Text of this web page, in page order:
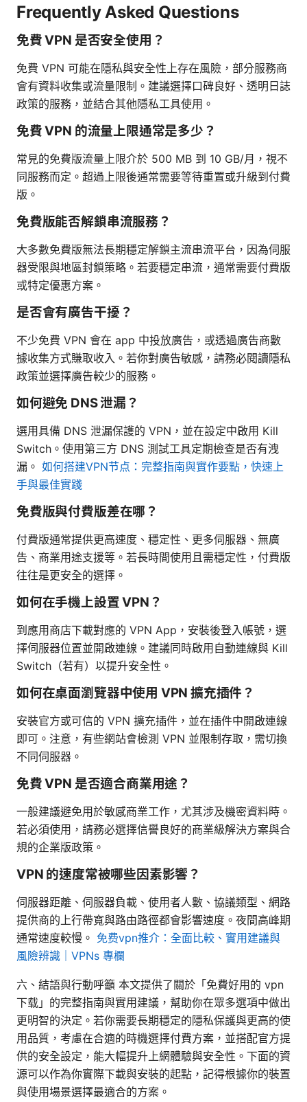
Frequently Asked Questions
免費 VPN 是否安全使用？
免費 VPN 可能在隱私與安全性上存在風險，部分服務商
會有資料收集或流量限制。建議選擇口碑良好、透明日誌
政策的服務，並結合其他隱私工具使用。
免費 VPN 的流量上限通常是多少？
常見的免費版流量上限介於 500 MB 到 10 GB/月，視不
同服務而定。超過上限後通常需要等待重置或升級到付費
版。
免費版能否解鎖串流服務？
大多數免費版無法長期穩定解鎖主流串流平台，因為伺服
器受限與地區封鎖策略。若要穩定串流，通常需要付費版
或特定優惠方案。
是否會有廣告干擾？
不少免費 VPN 會在 app 中投放廣告，或透過廣告商數
據收集方式賺取收入。若你對廣告敏感，請務必閱讀隱私
政策並選擇廣告較少的服務。
如何避免 DNS 泄漏？
選用具備 DNS 泄漏保護的 VPN，並在設定中啟用 Kill
Switch。使用第三方 DNS 測試工具定期檢查是否有洩
漏。 如何搭建VPN节点：完整指南與實作要點，快速上
手與最佳實踐
免費版與付費版差在哪？
付費版通常提供更高速度、穩定性、更多伺服器、無廣
告、商業用途支援等。若長時間使用且需穩定性，付費版
往往是更安全的選擇。
如何在手機上設置 VPN？
到應用商店下載對應的 VPN App，安裝後登入帳號，選
擇伺服器位置並開啟連線。建議同時啟用自動連線與 Kill
Switch（若有）以提升安全性。
如何在桌面瀏覽器中使用 VPN 擴充插件？
安裝官方或可信的 VPN 擴充插件，並在插件中開啟連線
即可。注意，有些網站會檢測 VPN 並限制存取，需切換
不同伺服器。
免費 VPN 是否適合商業用途？
一般建議避免用於敏感商業工作，尤其涉及機密資料時。
若必須使用，請務必選擇信譽良好的商業級解決方案與合
規的企業版政策。
VPN 的速度常被哪些因素影響？
伺服器距離、伺服器負載、使用者人數、協議類型、網路
提供商的上行帶寬與路由路徑都會影響速度。夜間高峰期
通常速度較慢。 免费vpn推介：全面比較、實用建議與
風險辨識｜VPNs 專欄
六、結語與行動呼籲 本文提供了關於「免費好用的 vpn
下载」的完整指南與實用建議，幫助你在眾多選項中做出
更明智的決定。若你需要長期穩定的隱私保護與更高的使
用品質，考慮在合適的時機選擇付費方案，並搭配官方提
供的安全設定，能大幅提升上網體驗與安全性。下面的資
源可以作為你實際下載與安裝的起點，記得根據你的裝置
與使用場景選擇最適合的方案。